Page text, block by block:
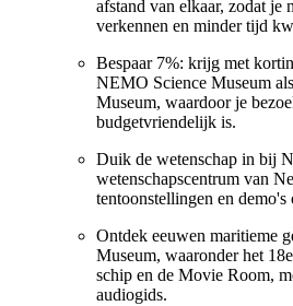
afstand van elkaar, zodat je
verkennen en minder tijd
Bespaar 7%: krijg met
NEMO Science Museum
Museum, waardoor je
budgetvriendelijk is.
Duik de wetenschap in bij
wetenschapscentrum van
tentoonstellingen en
Ontdek eeuwen maritieme
Museum, waaronder het
schip en de Movie Room,
audiogids.